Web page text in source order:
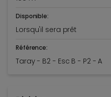
Disponible:
Lorsqu'il sera prêt
Référence:
Taray - B2 - Esc B - P2 - A